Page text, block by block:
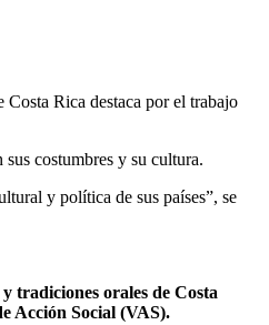
Rica destaca por el trabajo
costumbres y su cultura.
y política de sus países”, se
tradiciones orales de Costa
Acción Social (VAS).